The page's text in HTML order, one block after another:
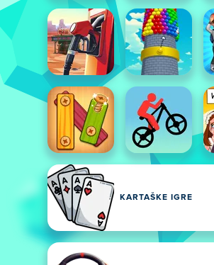
KARTAŠKE IGRE